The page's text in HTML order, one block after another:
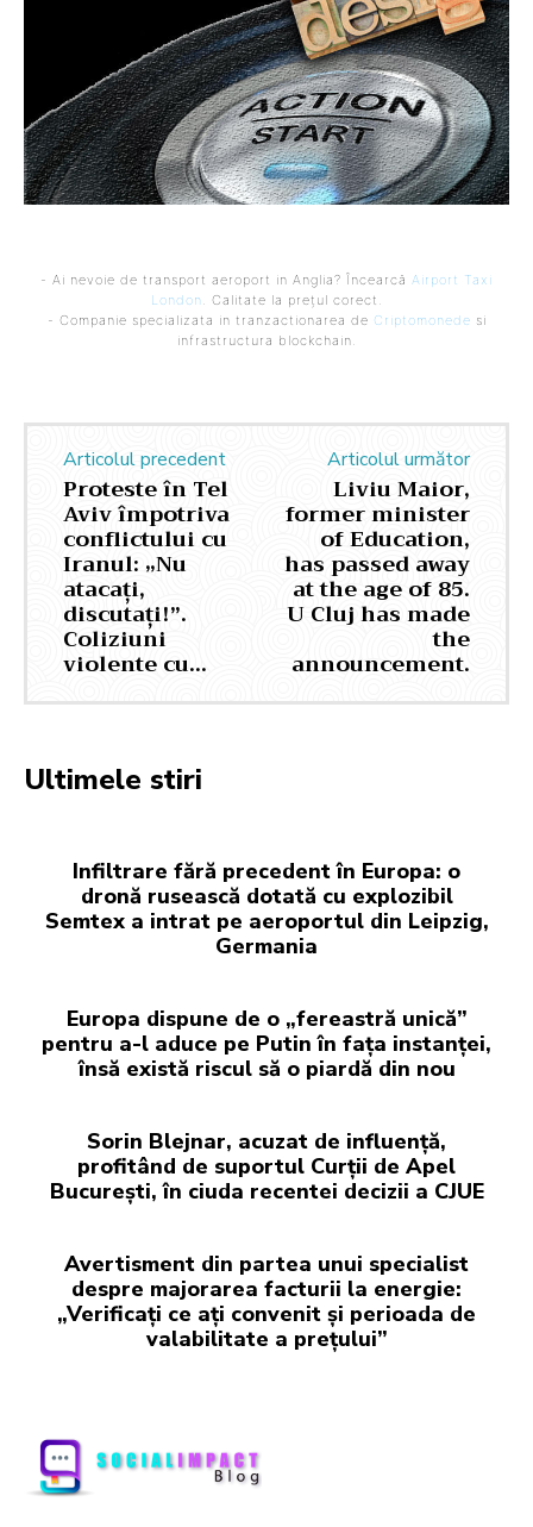
- Ai nevoie de transport aeroport in Anglia? Încearcă Airport Taxi
London. Calitate la prețul corect.
- Companie specializata in tranzactionarea de Criptomonede si
infrastructura blockchain.
Articolul precedent
Proteste în Tel
Aviv împotriva
conflictului cu
Iranul: „Nu
atacați,
discutați!”.
Coliziuni
violente cu…
Articolul următor
Liviu Maior,
former minister
of Education,
has passed away
at the age of 85.
U Cluj has made
the
announcement.
Ultimele stiri
Infiltrare fără precedent în Europa: o
dronă rusească dotată cu explozibil
Semtex a intrat pe aeroportul din Leipzig,
Germania
Europa dispune de o „fereastră unică”
pentru a-l aduce pe Putin în fața instanței,
însă există riscul să o piardă din nou
Sorin Blejnar, acuzat de influență,
profitând de suportul Curții de Apel
București, în ciuda recentei decizii a CJUE
Avertisment din partea unui specialist
despre majorarea facturii la energie:
„Verificați ce ați convenit și perioada de
valabilitate a prețului”